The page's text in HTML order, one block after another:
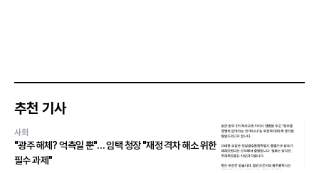
추천 기사
사회
"광주 해체? 억측일 뿐"… 임택 청장 "재정 격차 해소 위한
필수 과제"